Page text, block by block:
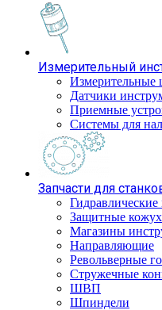
Измерительный
Измерительные
Датчики
Приемные
Системы для
Запчасти для
Защитные
Магазины
Направляющие
Револьверные
Стружечные
ШВП
Шпиндели